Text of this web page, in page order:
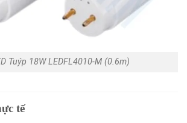
Tuýp 18W LEDFL4010-M (0.6m)
tế